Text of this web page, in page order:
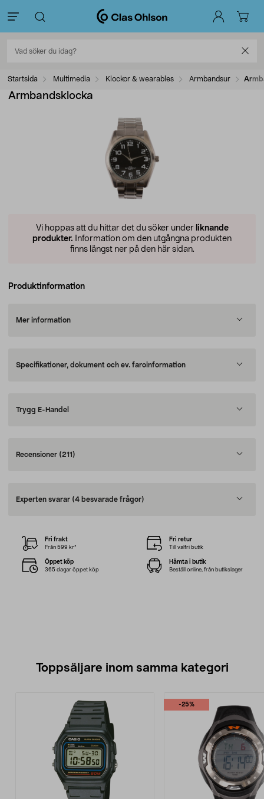
Startsida Multimedia Klockor & wearables Armbandsur
Armbandsklocka
Vi hoppas att du hittar det du söker under liknande
produkter. Information om den utgångna produkten
finns längst ner på den här sidan.
Produktinformation
Mer information
Specifikationer, dokument och ev. faroinformation
Trygg E-Handel
Recensioner (211)
Experten svarar (4 besvarade frågor)
Fri frakt
Från 599 kr*
Fri retur
Till valfri butik
Öppet köp
365 dagar öppet köp
Hämta i butik
Beställ online, från butikslager
Toppsäljare inom samma kategori
-25%